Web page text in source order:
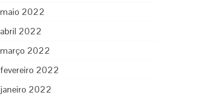
maio 2022
abril 2022
março 2022
fevereiro 2022
janeiro 2022